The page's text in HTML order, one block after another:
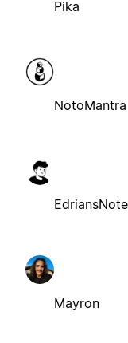
Pika
NotoMantra
Mayron